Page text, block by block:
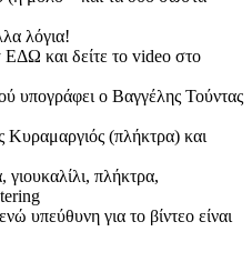
λόγια!
και δείτε το video στο
υπογράφει ο Βαγγέλης Τούντας
(πλήκτρα) και
γιουκαλίλι, πλήκτρα,
υπεύθυνη για το βίντεο είναι